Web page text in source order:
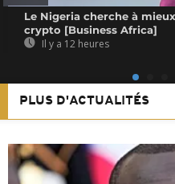
Le Nigeria cherche à
crypto [Business Africa]
Il y a 12 heures
PLUS D'ACTUALITÉS